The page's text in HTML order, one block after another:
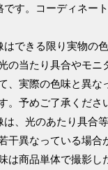
～90cm
～95cm
～95cm
す。コーディネー
できる限り実物の
の当たり具合やモニ
、実際の色味と異な
。予めご了承くださ
、光のあたり具合
干異なっている場合
は商品単体で撮影し